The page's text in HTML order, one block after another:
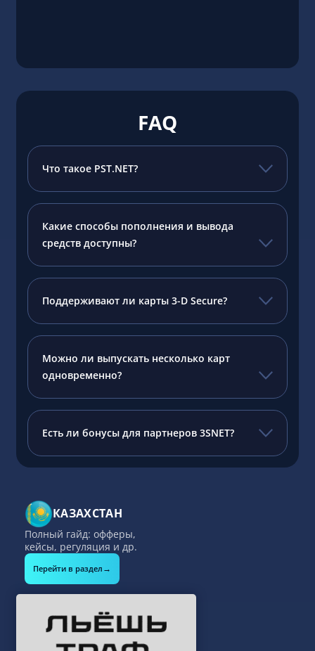
FAQ
Что такое PST.NET?
Какие способы пополнения и вывода
средств доступны?
Поддерживают ли карты 3-D Secure?
Можно ли выпускать несколько карт
одновременно?
Есть ли бонусы для партнеров 3SNET?
КАЗАХСТАН
Полный гайд: офферы,
кейсы, регуляция и др.
Перейти в раздел →